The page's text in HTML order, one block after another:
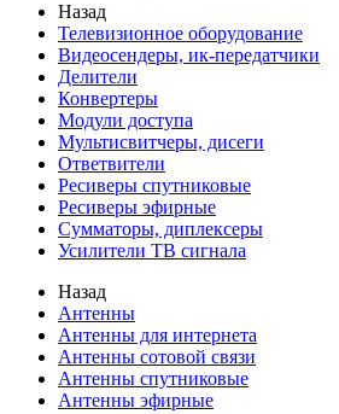
Назад
Телевизионное оборудование
Видеосендеры, ик-передатчики
Делители
Конвертеры
Модули доступа
Мультисвитчеры, дисеги
Ответвители
Ресиверы спутниковые
Ресиверы эфирные
Сумматоры, диплексеры
Усилители ТВ сигнала
Назад
Антенны
Антенны для интернета
Антенны сотовой связи
Антенны спутниковые
Антенны эфирные